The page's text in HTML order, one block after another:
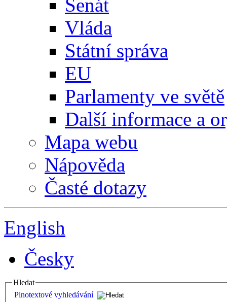
Senát
Vláda
Státní správa
EU
Parlamenty ve světě
Další informace a
Mapa webu
Nápověda
Časté dotazy
English
Česky
Hledat
Plnotextové vyhledávání